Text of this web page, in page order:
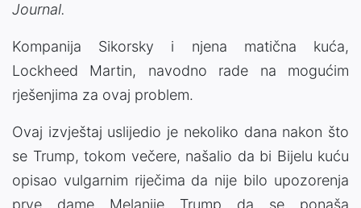
Journal.
Kompanija Sikorsky i njena matična kuća,
Lockheed Martin, navodno rade na mogućim
rješenjima za ovaj problem.
Ovaj izvještaj uslijedio je nekoliko dana nakon što
se Trump, tokom večere, našalio da bi Bijelu kuću
opisao vulgarnim riječima da nije bilo upozorenja
prve dame Melanije Trump da se ponaša